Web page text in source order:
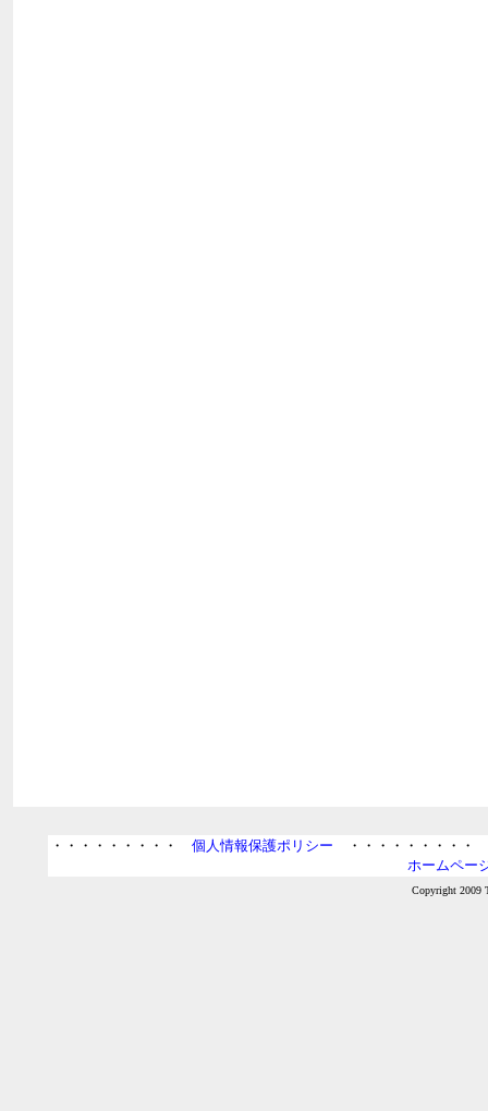
・・・・・・・・・個人情報保護ポリシー ・・・・・・・・
ホームペー
Copyright 2009